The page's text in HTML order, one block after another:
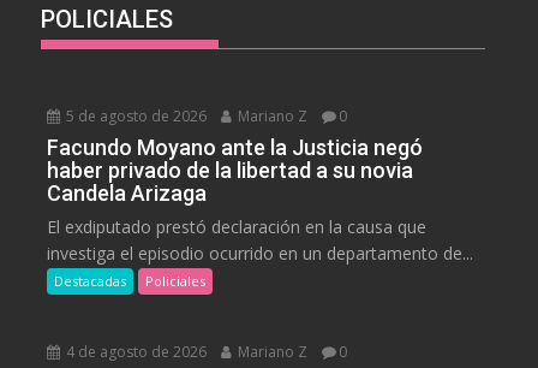
POLICIALES
5 de agosto de 2026 Mariano Z 0
Facundo Moyano ante la Justicia negó
haber privado de la libertad a su novia
Candela Arizaga
El exdiputado prestó declaración en la causa que
investiga el episodio ocurrido en un departamento de...
Destacadas Policiales
4 de agosto de 2026 Mariano Z 0